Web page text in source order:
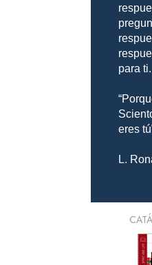
para ti.
eres
L.